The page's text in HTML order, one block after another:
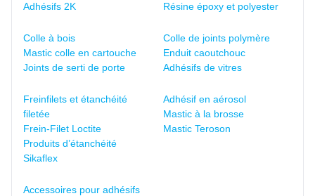
Adhésifs 2K
Résine époxy et polyester
Colle à bois
Mastic colle en cartouche
Joints de serti de porte
Colle de joints polymère
Enduit caoutchouc
Adhésifs de vitres
Freinfilets et étanchéité
filetée
Frein-Filet Loctite
Produits d’étanchéité
Sikaflex
Adhésif en aérosol
Mastic à la brosse
Mastic Teroson
Accessoires pour adhésifs